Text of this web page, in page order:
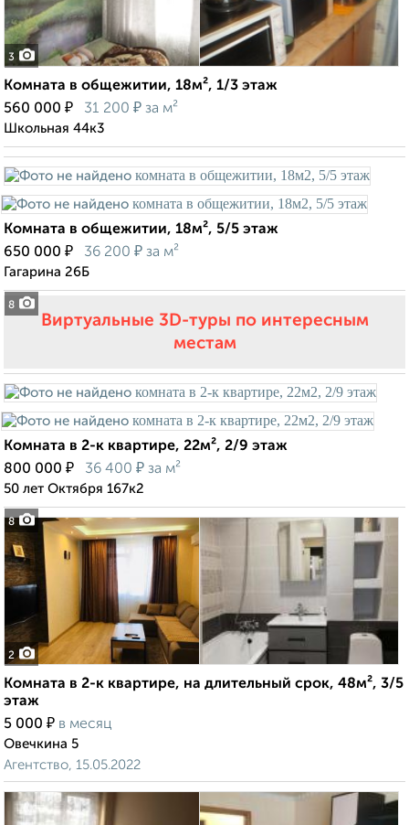
3
Комната в общежитии, 18м², 1/3 этаж
560 000 ₽ 31 200 ₽ за м²
Школьная 44к3
8
Комната в общежитии, 18м², 5/5 этаж
650 000 ₽ 36 200 ₽ за м²
Гагарина 26Б
Виртуальные 3D-туры по интересным
местам
8
Комната в 2-к квартире, 22м², 2/9 этаж
800 000 ₽ 36 400 ₽ за м²
50 лет Октября 167к2
2
Комната в 2-к квартире, на длительный срок, 48м², 3/5
этаж
5 000 ₽ в месяц
Овечкина 5
Агентство, 15.05.2022